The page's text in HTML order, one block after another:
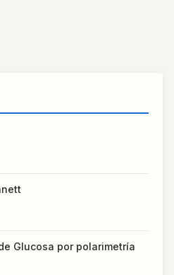
Glucosa por polarimetría